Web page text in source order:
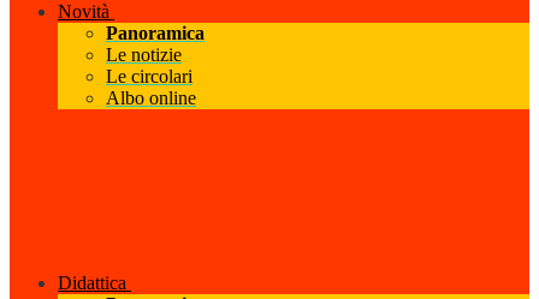
Novità
Panoramica
Le notizie
Le circolari
Albo online
Didattica